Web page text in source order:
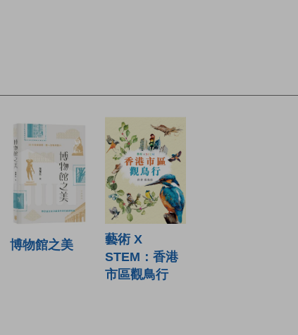
博物館之美
藝術 X
STEM：香港
市區觀鳥行